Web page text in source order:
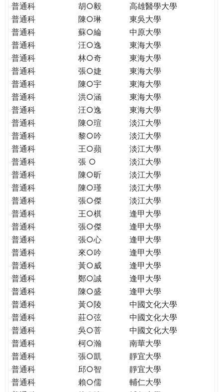
THE
PATH
GLOBAL
CITIZENSHIP
普通科
胡○毅
高雄醫學大學
普通科
陳○琳
東吳大學
普通科
蘇○綸
中原大學
普通科
汪○逸
東海大學
普通科
林○奇
東海大學
普通科
張○婕
東海大學
普通科
陳○宇
東海大學
普通科
洪○涵
東海大學
普通科
汪○逸
東海大學
普通科
陳○瑄
淡江大學
普通科
黎○吟
淡江大學
普通科
王○蘋
淡江大學
普通科
張 ○
淡江大學
普通科
陳○昕
淡江大學
普通科
陳○瑾
淡江大學
普通科
張○傑
淡江大學
普通科
王○棋
逢甲大學
普通科
張○傑
逢甲大學
普通科
張○心
逢甲大學
普通科
來○吟
逢甲大學
普通科
黃○威
逢甲大學
普通科
鄭○誠
逢甲大學
普通科
陳○盛
逢甲大學
普通科
黃○陵
中國文化大學
普通科
莊○弦
中國文化大學
普通科
吳○菩
中國文化大學
普通科
柯○瀚
南華大學
普通科
張○凱
靜宜大學
普通科
邱○智
靜宜大學
普通科
賴○儒
輔仁大學